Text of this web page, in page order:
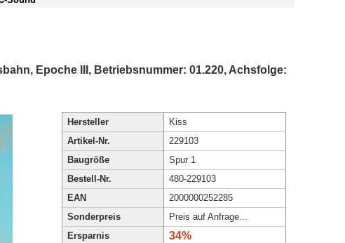
Epoche III, Betriebsnummer: 01.220, Achsfolge:
Hersteller
Kiss
Artikel-Nr.
229103
Baugröße
Spur 1
Bestell-Nr.
480-229103
EAN
2000000252285
Sonderpreis
Preis auf Anfrage...
Ersparnis
34%